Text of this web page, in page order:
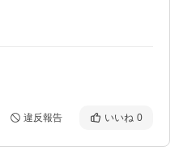
違反報告 いいね 0